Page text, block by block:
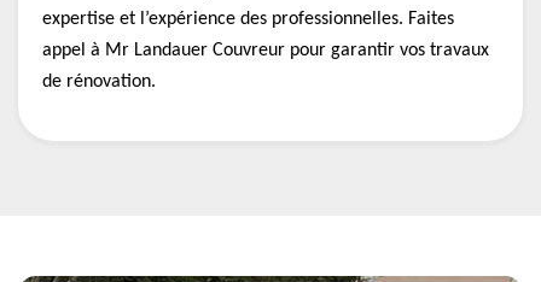
expertise et l’expérience des professionnelles. Faites
appel à Mr Landauer Couvreur pour garantir vos travaux
de rénovation.